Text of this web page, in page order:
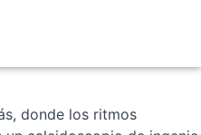
donde los ritmos